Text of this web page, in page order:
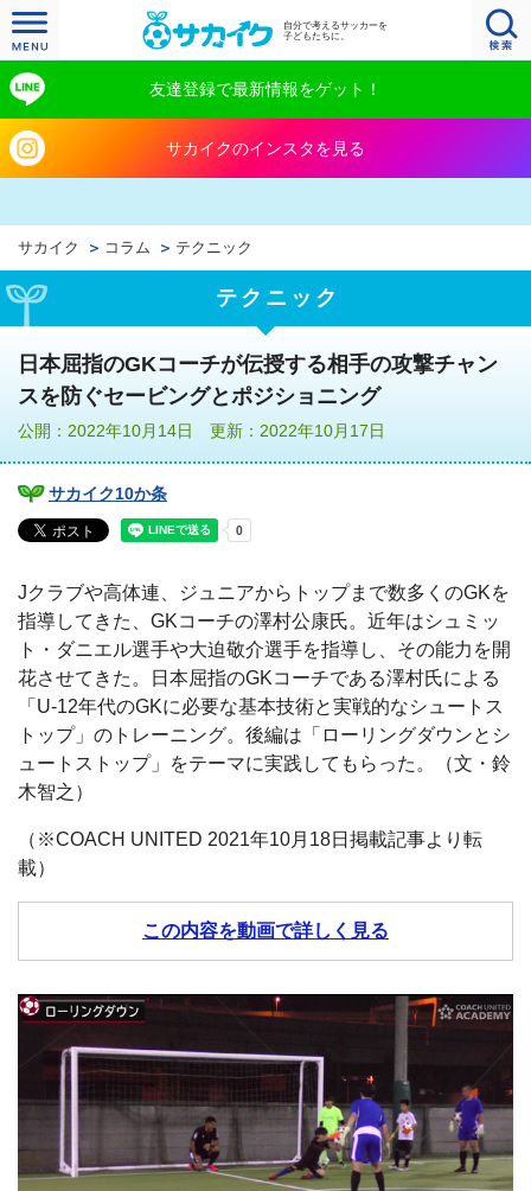
自分で考えるサッカーを
子どもたちに。
友達登録で最新情報をゲット！
サカイクのインスタを見る
サカイク コラム テクニック
テクニック
日本屈指のGKコーチが伝授する相手の攻撃チャン
スを防ぐセービングとポジショニング
公開：2022年10月14日 更新：2022年10月17日
サカイク10か条
Jクラブや高体連、ジュニアからトップまで数多くのGKを
指導してきた、GKコーチの澤村公康氏。近年はシュミッ
ト・ダニエル選手や大迫敬介選手を指導し、その能力を開
花させてきた。日本屈指のGKコーチである澤村氏による
「U-12年代のGKに必要な基本技術と実戦的なシュートス
トップ」のトレーニング。後編は「ローリングダウンとシ
ュートストップ」をテーマに実践してもらった。（文・鈴
木智之）
（※COACH UNITED 2021年10月18日掲載記事より転
載）
この内容を動画で詳しく見る